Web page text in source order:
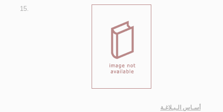
15.
أسـاس الـبـلاغـة